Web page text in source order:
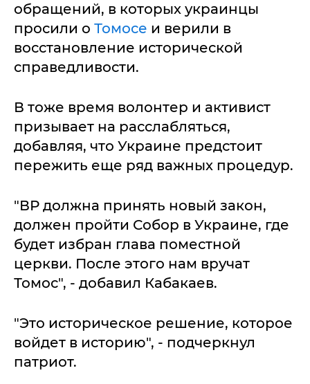
обращений, в которых украинцы
просили о Томосе и верили в
восстановление исторической
справедливости.
В тоже время волонтер и активист
призывает на расслабляться,
добавляя, что Украине предстоит
пережить еще ряд важных процедур.
"ВР должна принять новый закон,
должен пройти Собор в Украине, где
будет избран глава поместной
церкви. После этого нам вручат
Томос", - добавил Кабакаев.
"Это историческое решение, которое
войдет в историю", - подчеркнул
патриот.